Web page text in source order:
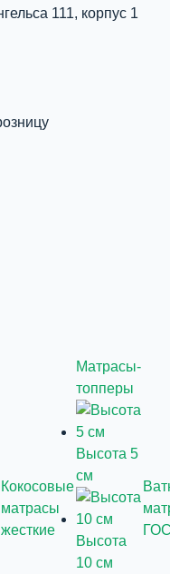
111, корпус 1
Кокосовые
матрасы
жесткие
Матрасы-
топперы
Высота 5
см
Высота
10 см